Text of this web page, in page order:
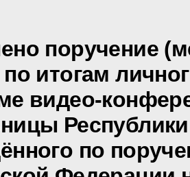
поручение
итогам
видео-
по